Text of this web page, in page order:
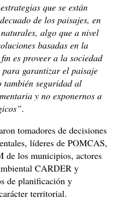
que se están
de los paisajes, en
algo que a nivel
basadas en la
es proveer a la sociedad
para garantizar el paisaje
también seguridad al
y no exponernos a
.
tomadores de decisiones
líderes de POMCAS,
de los municipios, actores
CARDER y
de planificación y
territorial.